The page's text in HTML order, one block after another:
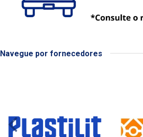
Navegue por fornecedores